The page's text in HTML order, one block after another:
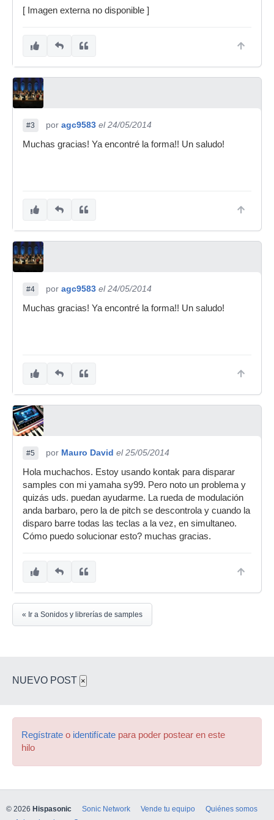
[ Imagen externa no disponible ]
#3 por agc9583 el 24/05/2014
Muchas gracias! Ya encontré la forma!! Un saludo!
#4 por agc9583 el 24/05/2014
Muchas gracias! Ya encontré la forma!! Un saludo!
#5 por Mauro David el 25/05/2014
Hola muchachos. Estoy usando kontak para disparar
samples con mi yamaha sy99. Pero noto un problema y
quizás uds. puedan ayudarme. La rueda de modulación
anda barbaro, pero la de pitch se descontrola y cuando la
disparo barre todas las teclas a la vez, en simultaneo.
Cómo puedo solucionar esto? muchas gracias.
« Ir a Sonidos y librerías de samples
NUEVO POST ×
Regístrate o identifícate para poder postear en este
hilo
© 2026 Hispasonic Sonic Network Vende tu equipo
Quiénes somos